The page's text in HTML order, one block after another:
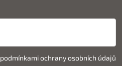
podmínkami ochrany osobních údajů